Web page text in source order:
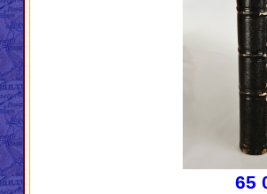
65